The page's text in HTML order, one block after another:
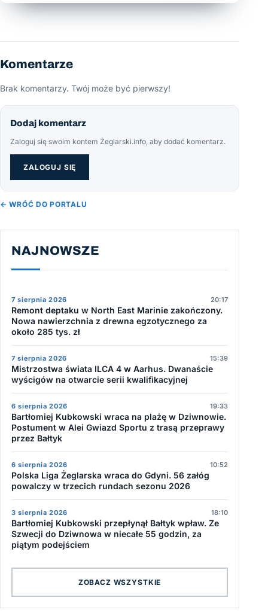
Komentarze
Brak komentarzy. Twój może być pierwszy!
Dodaj komentarz
Zaloguj się swoim kontem Żeglarski.info, aby dodać komentarz.
ZALOGUJ SIĘ
← WRÓĆ DO PORTALU
NAJNOWSZE
7 sierpnia 2026 20:17
Remont deptaku w North East Marinie zakończony.
Nowa nawierzchnia z drewna egzotycznego za
około 285 tys. zł
7 sierpnia 2026 15:39
Mistrzostwa świata ILCA 4 w Aarhus. Dwanaście
wyścigów na otwarcie serii kwalifikacyjnej
6 sierpnia 2026 19:33
Bartłomiej Kubkowski wraca na plażę w Dziwnowie.
Postument w Alei Gwiazd Sportu z trasą przeprawy
przez Bałtyk
6 sierpnia 2026 10:52
Polska Liga Żeglarska wraca do Gdyni. 56 załóg
powalczy w trzecich rundach sezonu 2026
3 sierpnia 2026 18:10
Bartłomiej Kubkowski przepłynął Bałtyk wpław. Ze
Szwecji do Dziwnowa w niecałe 55 godzin, za
piątym podejściem
ZOBACZ WSZYSTKIE